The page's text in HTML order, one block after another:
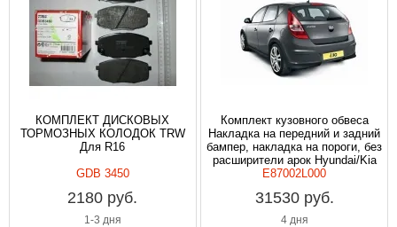
КОМПЛЕКТ ДИСКОВЫХ
ТОРМОЗНЫХ КОЛОДОК TRW
Для R16
GDB 3450
2180 руб.
1-3 дня
Комплект кузовного обвеса
Накладка на передний и задний
бампер, накладка на пороги, без
расширители арок Hyundai/Kia
E87002L000
31530 руб.
4 дня